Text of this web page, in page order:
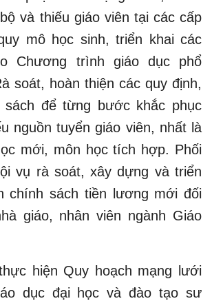
và thiếu giáo viên tại các cấp
mô học sinh, triển khai các
Chương trình giáo dục phổ
soát, hoàn thiện các quy định,
để từng bước khắc phục
nguồn tuyển giáo viên, nhất là
mới, môn học tích hợp. Phối
vụ rà soát, xây dựng và triển
chính sách tiền lương mới đối
giáo, nhân viên ngành Giáo
hiện Quy hoạch mạng lưới
dục đại học và đào tạo sư